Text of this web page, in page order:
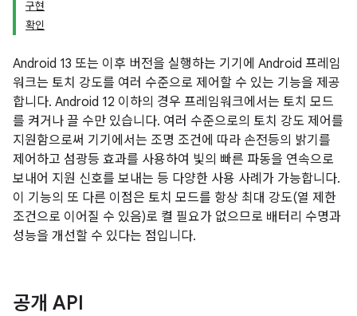
구현
확인
Android 13 또는 이후 버전을 실행하는 기기에 Android 프레임
워크는 토치 강도를 여러 수준으로 제어할 수 있는 기능을 제공
합니다. Android 12 이하의 경우 프레임워크에서는 토치 모드
를 켜거나 끌 수만 있습니다. 여러 수준으로의 토치 강도 제어를
지원함으로써 기기에서는 조명 조건에 따라 손전등의 밝기를
제어하고 섬광등 효과를 사용하여 빛의 빠른 파동을 연속으로
보내어 지원 신호를 보내는 등 다양한 사용 사례가 가능합니다.
이 기능의 또 다른 이점은 토치 모드를 항상 최대 강도(열 제한
조건으로 이어질 수 있음)로 켤 필요가 없으므로 배터리 수명과
성능을 개선할 수 있다는 점입니다.
공개 API